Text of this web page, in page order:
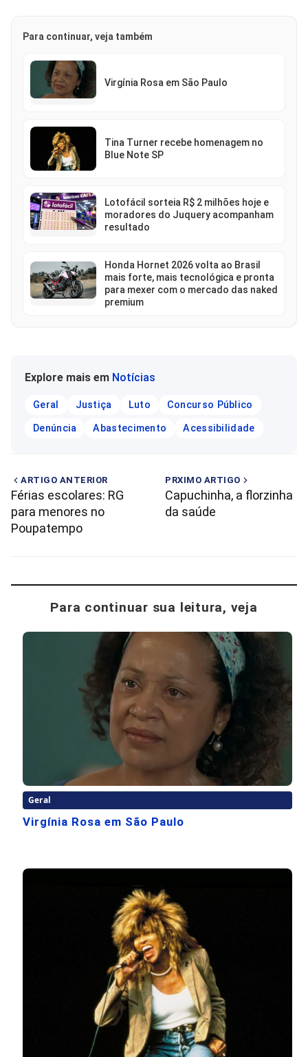
Para continuar, veja também
Virgínia Rosa em São Paulo
Tina Turner recebe homenagem no
Blue Note SP
Lotofácil sorteia R$ 2 milhões hoje e
moradores do Juquery acompanham
resultado
Honda Hornet 2026 volta ao Brasil
mais forte, mais tecnológica e pronta
para mexer com o mercado das naked
premium
Explore mais em Notícias
Geral Justiça Luto
Concurso Público
Denúncia
Abastecimento Acessibilidade
ARTIGO ANTERIOR
Férias escolares: RG
para menores no
Poupatempo
PRXIMO ARTIGO
Capuchinha, a florzinha
da saúde
Para continuar sua leitura, veja
Geral
Virgínia Rosa em São Paulo